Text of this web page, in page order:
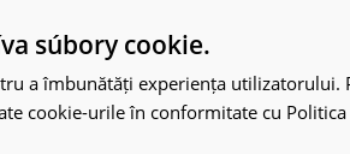
šesťhranná Bon Appetit
súbory cookie.
a îmbunătăți experiența utilizatorului.
cookie-urile în conformitate cu